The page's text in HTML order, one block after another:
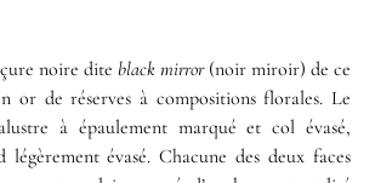
noire dite black mirror (noir miroir) de ce
or de réserves à compositions florales. Le
à épaulement marqué et col évasé,
évasé. Chacune des deux faces